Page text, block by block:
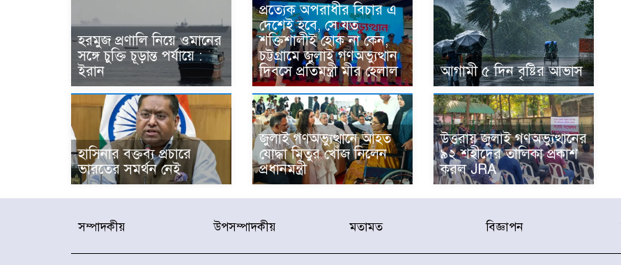
হরমুজ প্রণালি নিয়ে ওমানের
সঙ্গে চুক্তি চূড়ান্ত পর্যায়ে :
ইরান
প্রত্যেক অপরাধীর বিচার এ
দেশেই হবে, সে যত
শক্তিশালীই হোক না কেন,
চট্টগ্রামে জুলাই গণঅভ্যুত্থান
দিবসে প্রতিমন্ত্রী মীর হেলাল
আগামী ৫ দিন বৃষ্টির আভাস
হাসিনার বক্তব্য প্রচারে
ভারতের সমর্থন নেই
জুলাই গণঅভ্যুত্থানে আহত
যোদ্ধা মিতুর খোঁজ নিলেন
প্রধানমন্ত্রী
উত্তরায় জুলাই গণঅভ্যুত্থানের
৯২ শহীদের তালিকা প্রকাশ
করল JRA
সম্পাদকীয় উপসম্পাদকীয় মতামত বিজ্ঞাপন